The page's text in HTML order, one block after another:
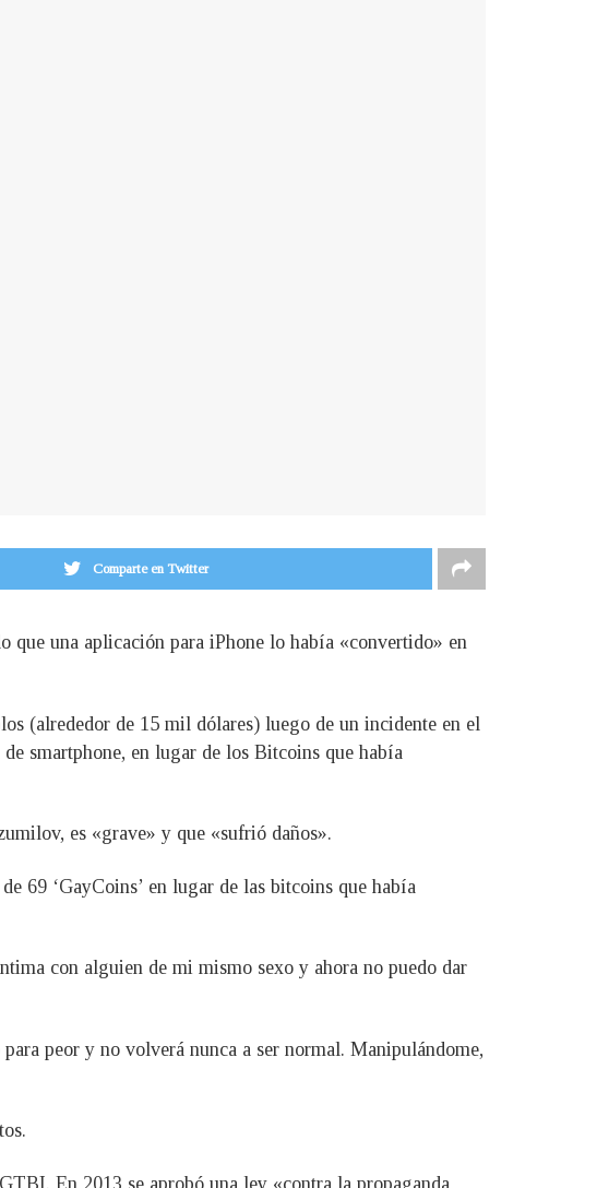
Comparte en Twitter
que una aplicación para iPhone lo había «convertido» en
(alrededor de 15 mil dólares) luego de un incidente en el
smartphone, en lugar de los Bitcoins que había
es «grave» y que «sufrió daños».
69 ‘GayCoins’ en lugar de las bitcoins que había
con alguien de mi mismo sexo y ahora no puedo dar
peor y no volverá nunca a ser normal. Manipulándome,
En 2013 se aprobó una ley «contra la propaganda